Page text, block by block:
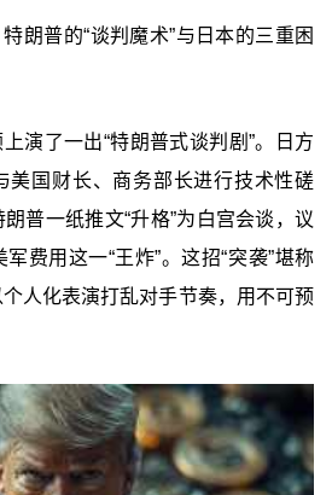
朗普的“谈判魔术”与日本的三重困
演了一出“特朗普式谈判剧”。日方
美国财长、商务部长进行技术性磋
普一纸推文“升格”为白宫会谈，议
费用这一“王炸”。这招“突袭”堪称
人化表演打乱对手节奏，用不可预